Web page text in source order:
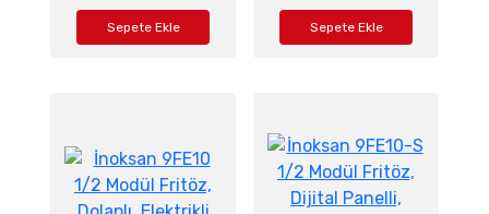
Sepete Ekle Sepete Ekle